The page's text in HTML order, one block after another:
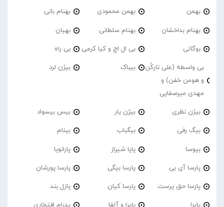
بهمن بهمن محمودی بهنام بانی
بهنام بداخشان بهنام سلطانی بهیان
بوگاتی بی ال اچ و کیا کرمی بی راه
بی واسطه (علی تارکُن
و هومن خفن) و
مهدی میرصفایی
بیباک بیژن لرد
بیژن نظری بیژن یار بیس بیسواد
بیگ رفی بیگباب بینام
بیوسا پاپا شیراز پارانویا
پارسا آی بی پارسا بیگی پارسا پورشان
پارسا حق پرست پارسا کیان پازل بند
پایرا پایرا و آلفا پدرام افتخاری